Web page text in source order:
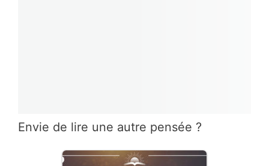
Envie de lire une autre pensée ?